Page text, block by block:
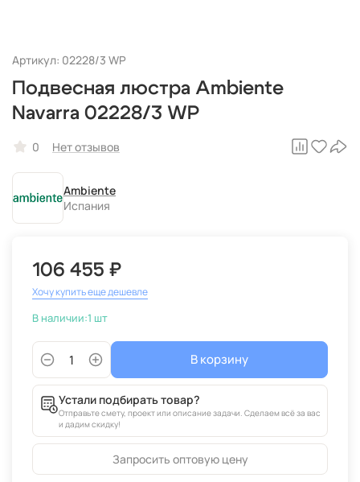
Артикул: 02228/3 WP
Подвесная люстра Ambiente
Navarra 02228/3 WP
0 Нет отзывов
Ambiente
Испания
106 455 ₽
Хочу купить еще дешевле
В наличии:1 шт
В корзину
Устали подбирать товар?
Отправьте смету, проект или описание задачи. Сделаем всё за вас
и дадим скидку!
Запросить оптовую цену